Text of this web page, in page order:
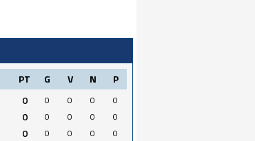
PT G V N P
0 0 0 0
0
0 0 0 0
0
0 0 0 0
0